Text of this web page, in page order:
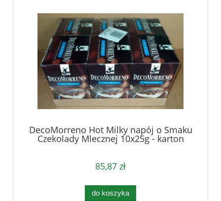
DecoMorreno Hot Milky napój o Smaku
Czekolady Mlecznej 10x25g - karton
85,87 zł
do koszyka